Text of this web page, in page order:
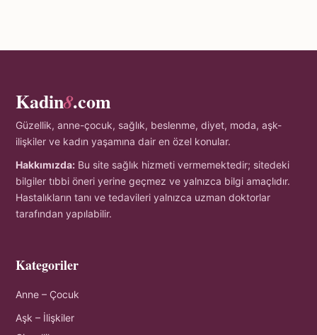
Kadin8.com
Güzellik, anne-çocuk, sağlık, beslenme, diyet, moda, aşk-
ilişkiler ve kadın yaşamına dair en özel konular.
Hakkımızda: Bu site sağlık hizmeti vermemektedir; sitedeki
bilgiler tıbbi öneri yerine geçmez ve yalnızca bilgi amaçlıdır.
Hastalıkların tanı ve tedavileri yalnızca uzman doktorlar
tarafından yapılabilir.
Kategoriler
Anne – Çocuk
Aşk – İlişkiler